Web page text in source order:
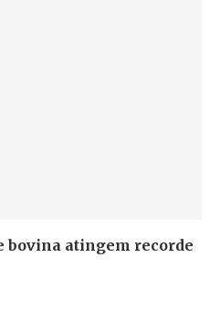
bovina atingem recorde